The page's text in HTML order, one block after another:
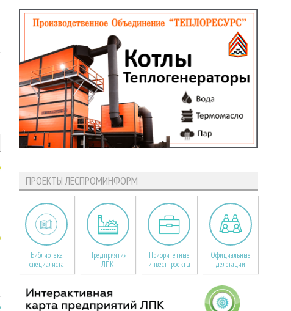
ПРОЕКТЫ ЛЕСПРОМИНФОРМ
Библиотека
специалиста
Предприятия
ЛПК
Приоритетные
инвестпроекты
Официальные
делегации